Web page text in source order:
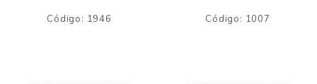
Código: 1946 Código: 1007